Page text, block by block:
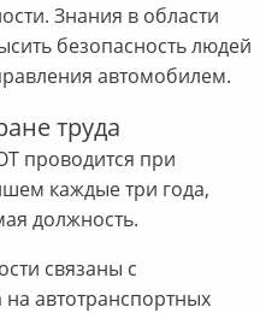
Знания в области
безопасность людей
автомобилем.
труда
проводится при
каждые три года,
должность.
связаны с
автотранспортных